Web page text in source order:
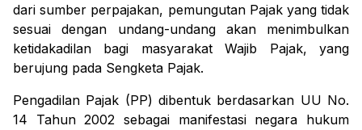
dari sumber perpajakan, pemungutan Pajak yang tidak
sesuai dengan undang-undang akan menimbulkan
ketidakadilan bagi masyarakat Wajib Pajak, yang
berujung pada Sengketa Pajak.
Pengadilan Pajak (PP) dibentuk berdasarkan UU No.
14 Tahun 2002 sebagai manifestasi negara hukum